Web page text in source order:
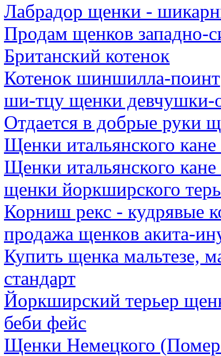
Лабрадор щенки -
Продам щенков западно-
Британский котенок
Котенок шиншилла-поинт
ши-тцу щенки девчушки-
Отдается в добрые руки
Щенки итальянского кане
Щенки итальянского кане
щенки йоркширского
Корниш рекс - кудрявые
продажа щенков акита-
Купить щенка мальтезе,
стандарт
Йоркширский терьер
беби фейс
Щенки Немецкого